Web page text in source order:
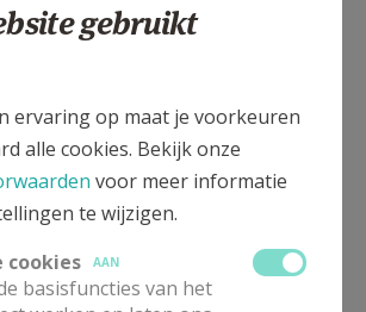
Marktplein 23, 8850 Ardooie, 0468
vormsel
PE:
Devogelaere,Marktplein
0468 24 98 94,
gebruikt
ervaring op maat je voorkeuren
alle cookies. Bekijk onze
voor meer informatie
te wijzigen.
cookies
AAN
basisfuncties van het